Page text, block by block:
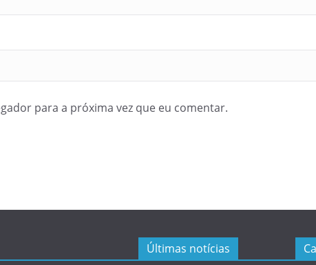
para a próxima vez que eu comentar.
Últimas notícias